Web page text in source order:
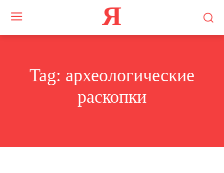
Я
Tag: археологические
раскопки